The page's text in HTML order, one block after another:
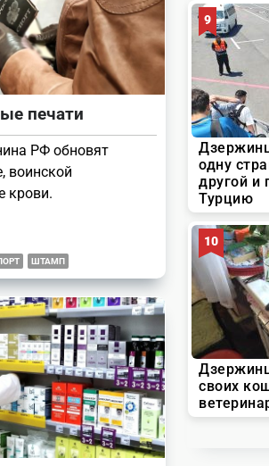
печати
РФ обновят
воинской
крови.
ШТАМП